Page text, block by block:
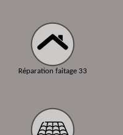
Réparation faitage 33